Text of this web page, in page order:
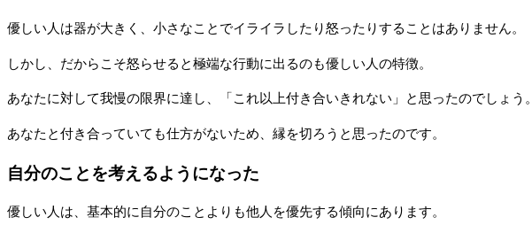
優しい人は器が大きく、小さなことでイライラしたり怒ったりすることはありません。
しかし、だからこそ怒らせると極端な行動に出るのも優しい人の特徴。
あなたに対して我慢の限界に達し、「これ以上付き合いきれない」と思ったのでしょう。
あなたと付き合っていても仕方がないため、縁を切ろうと思ったのです。
自分のことを考えるようになった
優しい人は、基本的に自分のことよりも他人を優先する傾向にあります。